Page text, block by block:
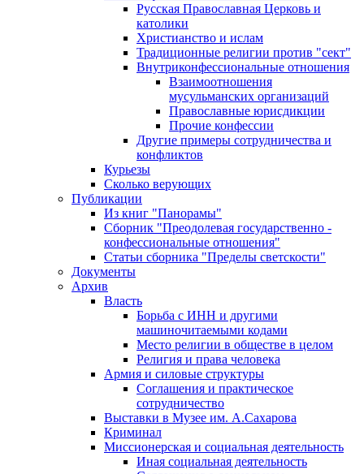
Русская Православная Церковь и
католики
Христианство и ислам
Традиционные религии против "сект"
Внутриконфессиональные отношения
Взаимоотношения
мусульманских организаций
Православные юрисдикции
Прочие конфессии
Другие примеры сотрудничества и
конфликтов
Курьезы
Сколько верующих
Публикации
Из книг "Панорамы"
Сборник "Преодолевая государственно -
конфессиональные отношения"
Статьи сборника "Пределы светскости"
Документы
Архив
Власть
Борьба с ИНН и другими
машиночитаемыми кодами
Место религии в обществе в целом
Религия и права человека
Армия и силовые структуры
Соглашения и практическое
сотрудничество
Выставки в Музее им. А.Сахарова
Криминал
Миссионерская и социальная деятельность
Иная социальная деятельность